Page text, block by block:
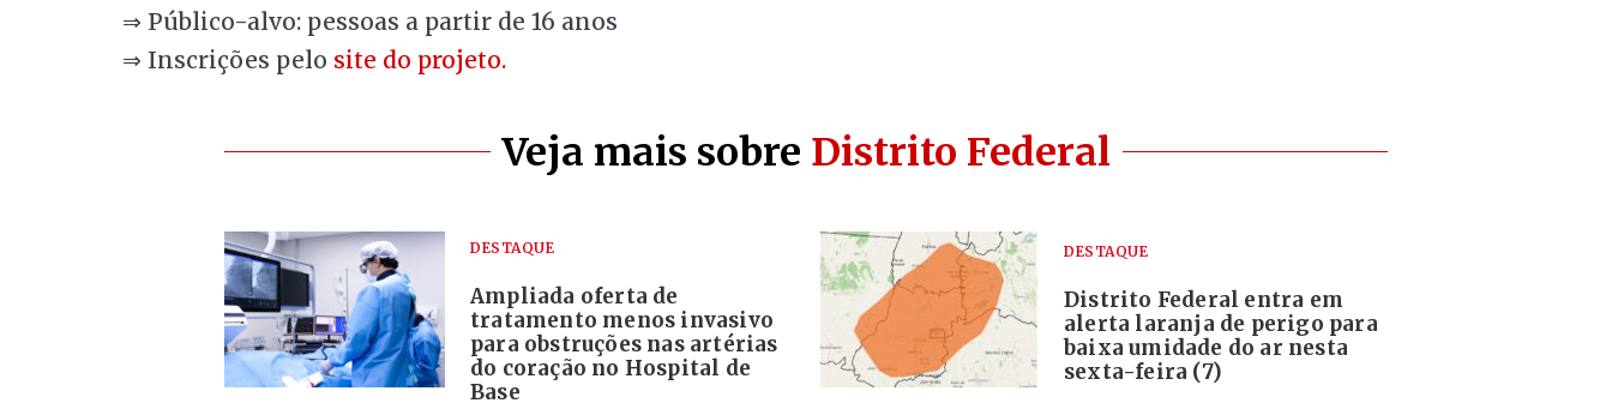
⇒ Público-alvo: pessoas a partir de 16 anos
⇒ Inscrições pelo site do projeto.
Veja mais sobre Distrito Federal
DESTAQUE
Ampliada oferta de
tratamento menos invasivo
para obstruções nas artérias
do coração no Hospital de
Base
DESTAQUE
Distrito Federal entra em
alerta laranja de perigo para
baixa umidade do ar nesta
sexta-feira (7)